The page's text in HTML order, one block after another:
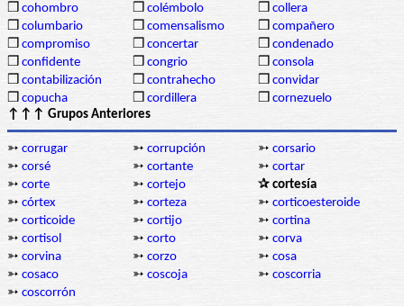
❒ cohombro ❒ colémbolo ❒ collera
❒ columbario ❒ comensalismo ❒ compañero
❒ compromiso ❒ concertar ❒ condenado
❒ confidente ❒ congrio ❒ consola
❒ contabilización ❒ contrahecho ❒ convidar
❒ copucha ❒ cordillera ❒ cornezuelo
↑↑↑ Grupos Anteriores
➳ corrugar ➳ corrupción ➳ corsario
➳ corsé ➳ cortante ➳ cortar
➳ corte ➳ cortejo
✰ cortesía
➳ córtex ➳ corteza ➳ corticoesteroide
➳ corticoide ➳ cortijo ➳ cortina
➳ cortisol ➳ corto ➳ corva
➳ corvina ➳ corzo ➳ cosa
➳ cosaco ➳ coscoja ➳ coscorria
➳ coscorrón